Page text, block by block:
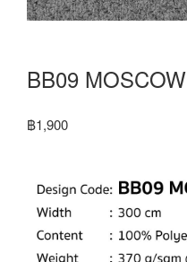
BB09 MOSCOW
฿1,900